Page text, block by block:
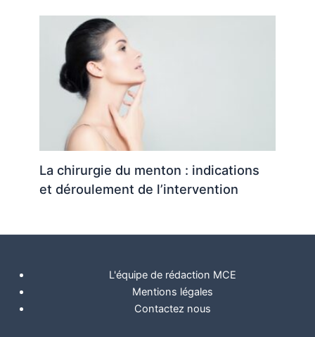
La chirurgie du menton : indications
et déroulement de l’intervention
L'équipe de rédaction MCE
Mentions légales
Contactez nous